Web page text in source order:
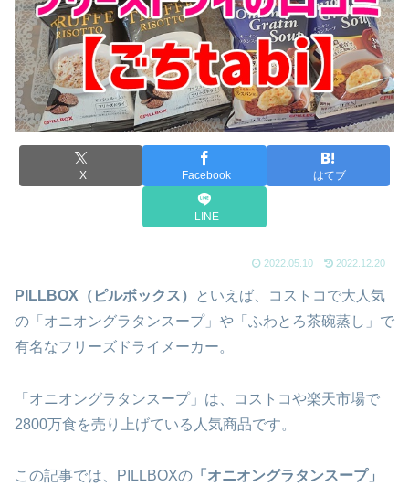
X Facebook はてブ
LINE
2022.05.10 2022.12.20
PILLBOX（ピルボックス）
といえば、コストコで大人気
の「オニオングラタンスープ」や「ふわとろ茶碗蒸し」で
有名なフリーズドライメーカー。
「オニオングラタンスープ」は、コストコや楽天市場で
2800万食を売り上げている人気商品です。
この記事では、PILLBOXの 「オニオングラタンスープ」